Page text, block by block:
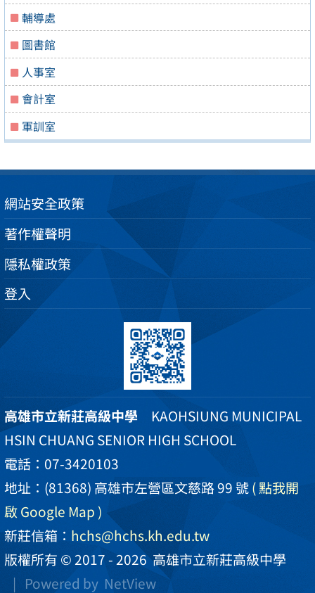
輔導處
圖書館
人事室
會計室
軍訓室
網站安全政策
著作權聲明
隱私權政策
登入
高雄市立新莊高級中學 KAOHSIUNG MUNICIPAL
HSIN CHUANG SENIOR HIGH SCHOOL
電話：07-3420103
地址：(81368) 高雄市左營區文慈路 99 號( 點我開
啟 Google Map )
新莊信箱： hchs@hchs.kh.edu.tw
版權所有 © 2017 - 2026高雄市立新莊高級中學
| Powered by NetView